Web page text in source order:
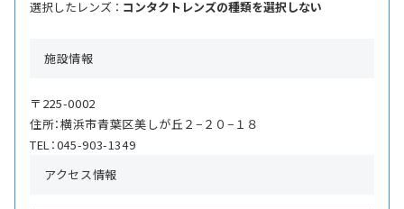
選択したレンズ ： コンタクトレンズの種類を選択しない
施設情報
〒225-0002
住所：横浜市青葉区美しが丘２−２０−１８
TEL：045-903-1349
アクセス情報